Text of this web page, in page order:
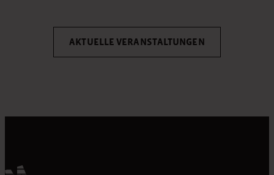
AKTUELLE VERANSTALTUNGEN